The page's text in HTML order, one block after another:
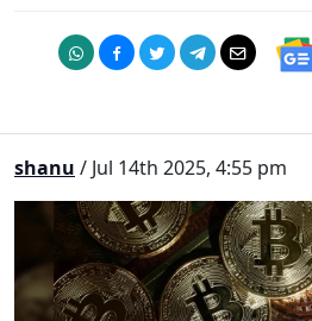
shanu / Jul 14th 2025, 4:55 pm